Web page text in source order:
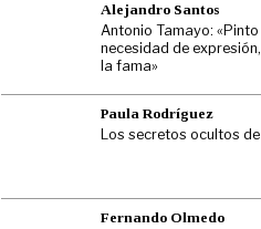
Alejandro Santos
Antonio Tamayo:
necesidad de
la fama»
Paula Rodríguez
Los secretos ocultos
Fernando Olmedo